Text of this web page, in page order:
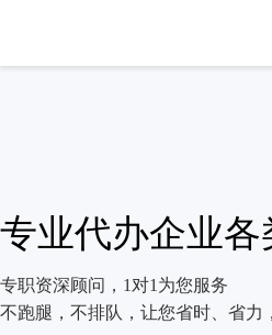
专业代办企业各
专职资深顾问，1对1为您服务
不跑腿，不排队，让您省时、省力